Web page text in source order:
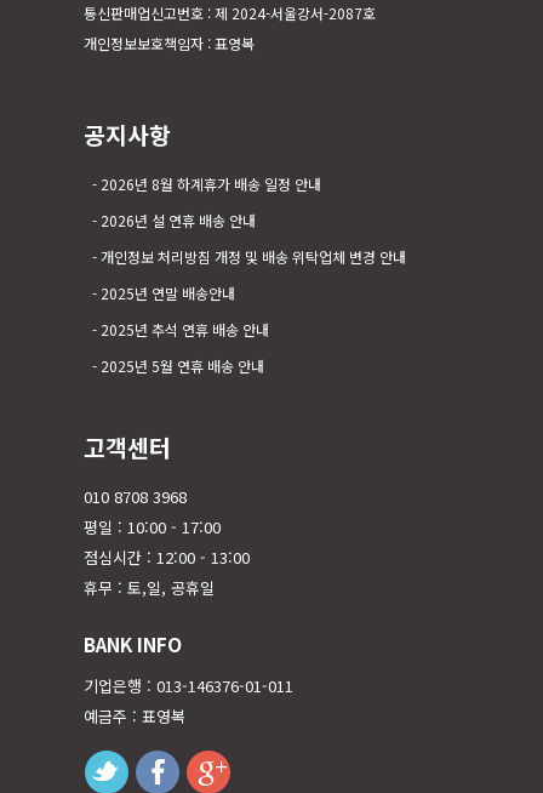
통신판매업신고번호 : 제 2024-서울강서-2087호
개인정보보호책임자 : 표영복
공지사항
2026년 8월 하계휴가 배송 일정 안내
2026년 설 연휴 배송 안내
개인정보 처리방침 개정 및 배송 위탁업체 변경 안내
2025년 연말 배송안내
2025년 추석 연휴 배송 안내
2025년 5월 연휴 배송 안내
고객센터
010 8708 3968
평일 : 10:00 - 17:00
점심시간 : 12:00 - 13:00
휴무 : 토,일, 공휴일
BANK INFO
기업은행 : 013-146376-01-011
예금주 : 표영복
twitterfacebook